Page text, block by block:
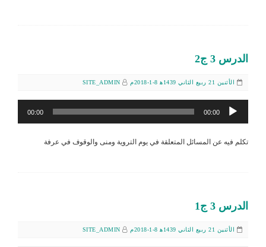
الدرس 3 ج2
الأثنين 21 ربيع الثاني 1439ﻫ 8-1-2018م SITE_ADMIN
مشغل
الصوت
00:00
00:00
تكلم فيه عن المسائل المتعلقة في يوم التروية ومنى والوقوف في عرفة
الدرس 3 ج1
الأثنين 21 ربيع الثاني 1439ﻫ 8-1-2018م SITE_ADMIN